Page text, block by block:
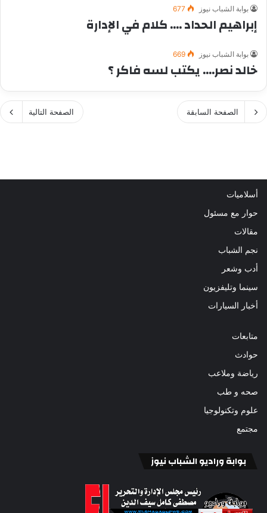
بوابة الشباب نيوز 677
إبراهيم الحداد …. كلام في الإدارة
بوابة الشباب نيوز 669
خالد نصر…. يكتب لسه فاكر ؟
الصفحة السابقة الصفحة التالية
أسلاميات
حوار مع مسئول
مقالات
نجم الشباب
أدب وشعر
سينما وتليفزيون
أخبار السيارات
متابعات
حوادث
رياضة وملاعب
صحه و طب
علوم وتكنولوجيا
مجتمع
بوابة وراديو الشباب نيوز